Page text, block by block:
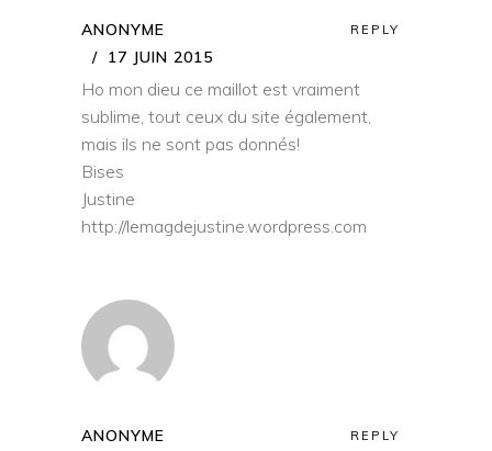
ANONYME
17 JUIN 2015
REPLY
Ho mon dieu ce maillot est vraiment
sublime, tout ceux du site également,
mais ils ne sont pas donnés!
Bises
Justine
http://lemagdejustine.wordpress.com
ANONYME
REPLY